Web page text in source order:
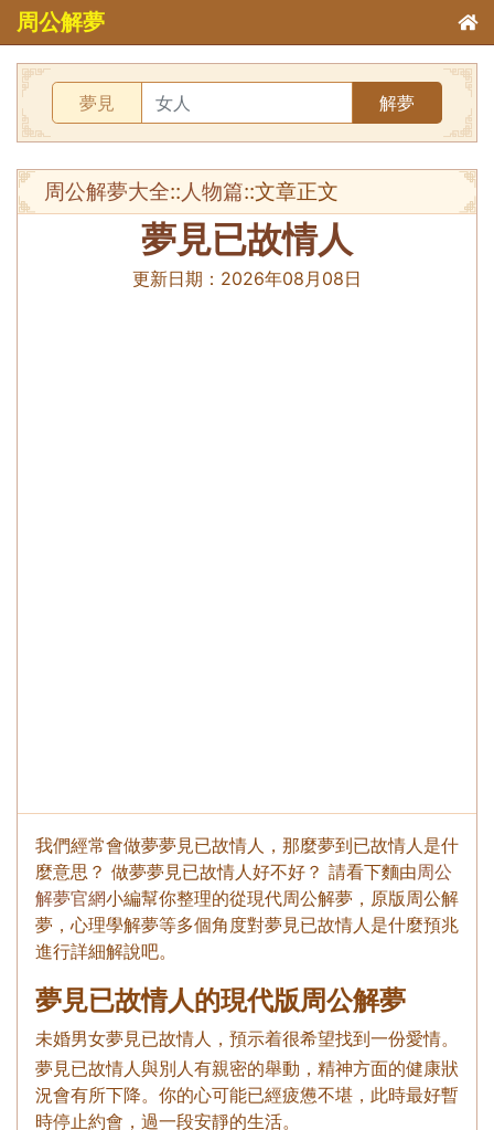
周公解夢
夢見 解夢
周公解夢大全::人物篇::文章正文
夢見已故情人
更新日期： 2026年08月08日
我們經常會做夢夢見已故情人，那麼夢到已故情人是什
麼意思？ 做夢夢見已故情人好不好？ 請看下麵由周公
解夢官網小編幫你整理的從現代周公解夢，原版周公解
夢，心理學解夢等多個角度對夢見已故情人是什麼預兆
進行詳細解說吧。
夢見已故情人的現代版周公解夢
未婚男女夢見已故情人，預示着很希望找到一份愛情。
夢見已故情人與別人有親密的舉動，精神方面的健康狀
況會有所下降。你的心可能已經疲憊不堪，此時最好暫
時停止約會，過一段安靜的生活。